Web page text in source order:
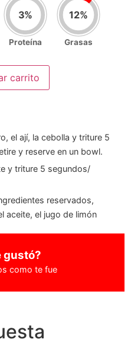
3%
Proteína
12%
Grasas
porción(2)
/2000kcal
18/250gr
carrito
el ají, la cebolla y triture 5
y reserve en un bowl.
y triture 5 segundos/
reservados,
aceite, el jugo de limón
gustó?
como te fue